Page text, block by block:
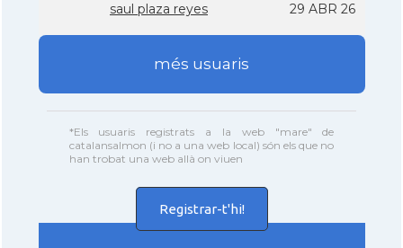
saul plaza reyes 29 ABR 26
més usuaris
*Els usuaris registrats a la web "mare" de
catalansalmon (i no a una web local) són els que no
han trobat una web allà on viuen
Registrar-t'hi!